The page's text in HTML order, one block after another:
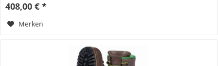
408,00 € *
Merken